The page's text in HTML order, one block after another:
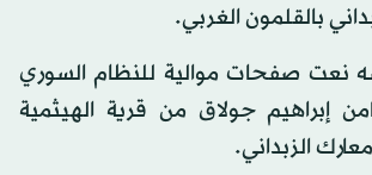
بالقلمون الغربي.
نعت صفحات موالية للنظام السوري
إبراهيم جولاق من قرية الهيثمية
الزبداني.